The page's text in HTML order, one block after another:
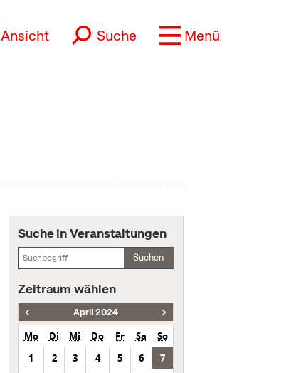
Ansicht Suche Menü
Suche in Veranstaltungen
Suchen
Zeitraum wählen
April 2024
Mo Di Mi Do Fr Sa
So
1
2 3 4 5 6
7